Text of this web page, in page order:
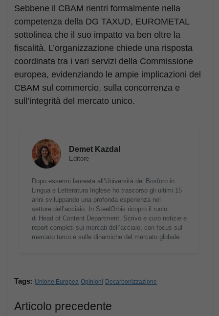
Sebbene il CBAM rientri formalmente nella
competenza della DG TAXUD, EUROMETAL
sottolinea che il suo impatto va ben oltre la
fiscalità. L’organizzazione chiede una risposta
coordinata tra i vari servizi della Commissione
europea, evidenziando le ampie implicazioni del
CBAM sul commercio, sulla concorrenza e
sull’integrità del mercato unico.
Demet Kazdal
Editore
Dopo essermi laureata all’Università del Bosforo in
Lingua e Letteratura Inglese ho trascorso gli ultimi 15
anni sviluppando una profonda esperienza nel
settore dell’acciaio. In SteelOrbis ricopro il ruolo
di Head of Content Department. Scrivo e curo notizie e
report completi sui mercati dell’acciaio, con focus sul
mercato turco e sulle dinamiche del mercato globale.
Tags: Unione Europea Opinioni Decarbonizzazione
Articolo precedente